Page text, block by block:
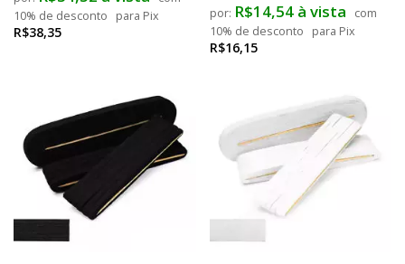
R$38,35
10% de desconto
para Pix
R$16,15
R$14,54 à vista
com
10% de desconto
para Pix